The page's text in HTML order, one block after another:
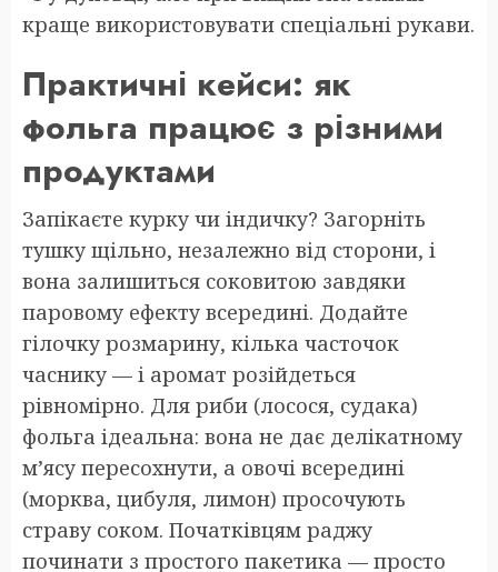
краще використовувати спеціальні рукави.
Практичні кейси: як
фольга працює з різними
продуктами
Запікаєте курку чи індичку? Загорніть
тушку щільно, незалежно від сторони, і
вона залишиться соковитою завдяки
паровому ефекту всередині. Додайте
гілочку розмарину, кілька часточок
часнику — і аромат розійдеться
рівномірно. Для риби (лосося, судака)
фольга ідеальна: вона не дає делікатному
м’ясу пересохнути, а овочі всередині
(морква, цибуля, лимон) просочують
страву соком. Початківцям раджу
починати з простого пакетика — просто